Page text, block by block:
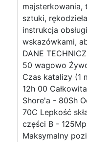
majsterkowania,
sztuki,
instrukcja
wskazówkami,
DANE
50 wagowo
Czas katalizy (1
12h 00
Shore'a - 80Sh
70C Lepkość
części B -
Maksymalny